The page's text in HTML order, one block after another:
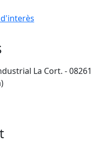
La Cort. - 08261